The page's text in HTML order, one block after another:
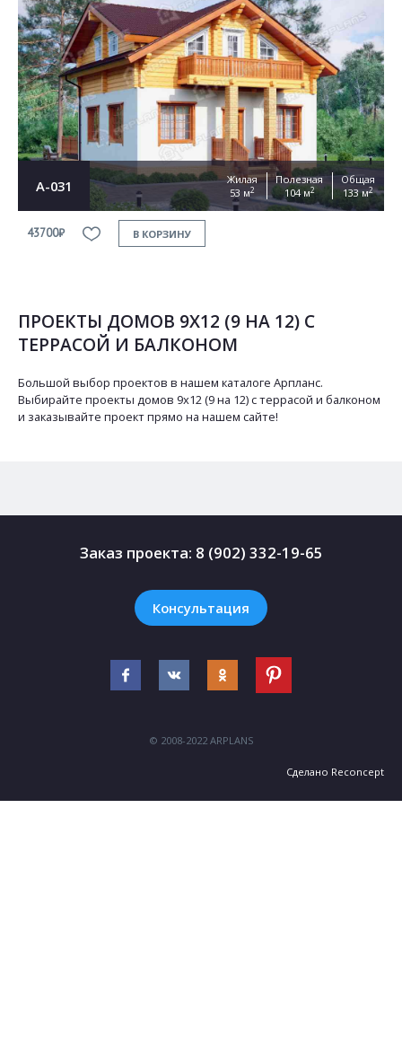
А-031
Жилая
53 м2
Полезная
104 м2
Общая
133 м2
43700₽ В КОРЗИНУ
ПРОЕКТЫ ДОМОВ 9Х12 (9 НА 12) С
ТЕРРАСОЙ И БАЛКОНОМ
Большой выбор проектов в нашем каталоге Арпланс.
Выбирайте проекты домов 9х12 (9 на 12) с террасой и балконом
и заказывайте проект прямо на нашем сайте!
Заказ проекта: 8 (902) 332-19-65
Консультация
© 2008-2022 ARPLANS
Сделано Reconcept